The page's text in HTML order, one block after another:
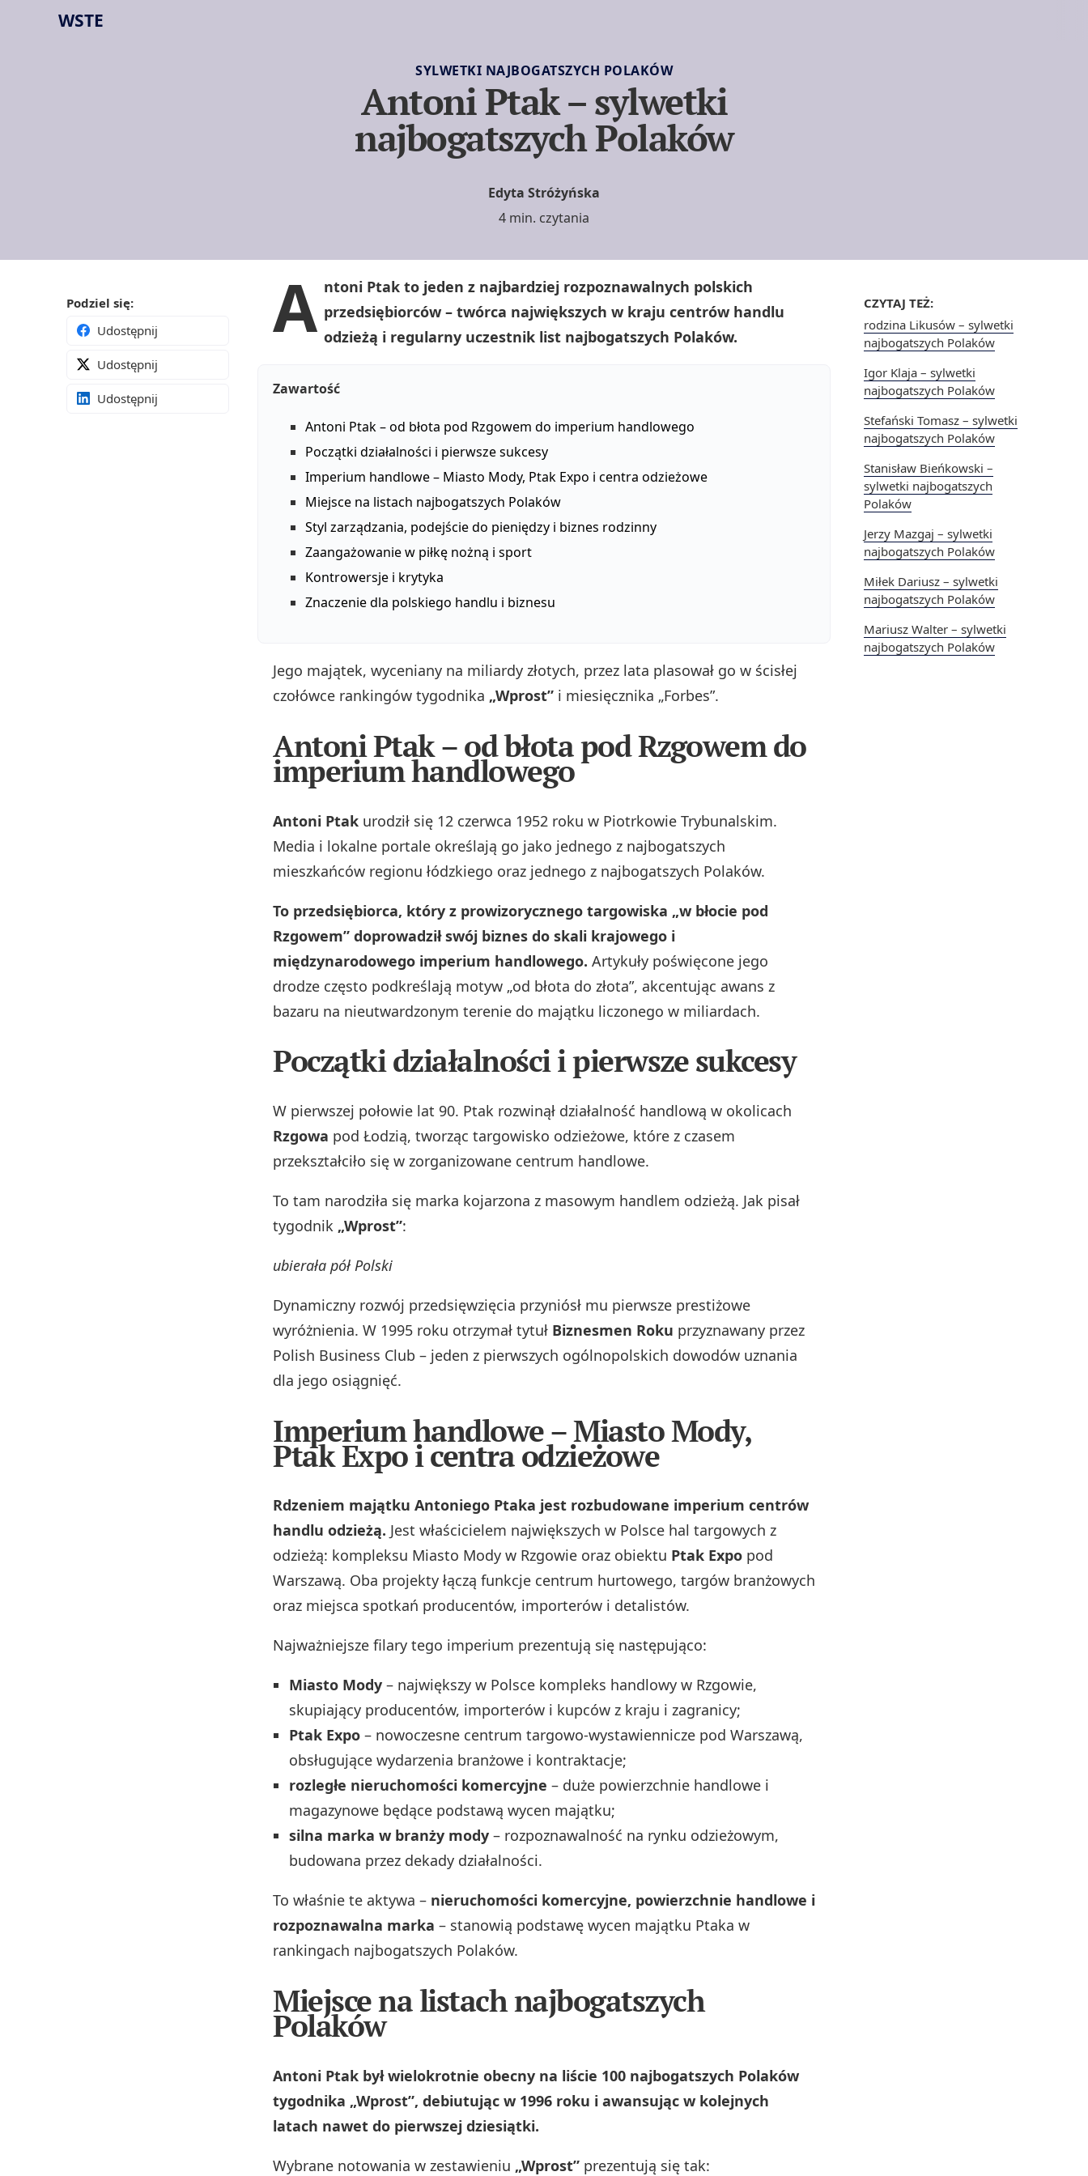
WSTE
SYLWETKI NAJBOGATSZYCH POLAKÓW
Antoni Ptak – sylwetki
najbogatszych Polaków
Edyta Stróżyńska
4 min. czytania
CZYTAJ TEŻ:
rodzina Likusów – sylwetki
najbogatszych Polaków
Igor Klaja – sylwetki
najbogatszych Polaków
Stefański Tomasz – sylwetki
najbogatszych Polaków
Stanisław Bieńkowski –
sylwetki najbogatszych
Polaków
Jerzy Mazgaj – sylwetki
najbogatszych Polaków
Miłek Dariusz – sylwetki
najbogatszych Polaków
Mariusz Walter – sylwetki
najbogatszych Polaków
Podziel się:
Udostępnij
Udostępnij
Udostępnij
A ntoni Ptak to jeden z najbardziej rozpoznawalnych polskich
przedsiębiorców – twórca największych w kraju centrów handlu
odzieżą i regularny uczestnik list najbogatszych Polaków.
Zawartość
Antoni Ptak – od błota pod Rzgowem do imperium handlowego
Początki działalności i pierwsze sukcesy
Imperium handlowe – Miasto Mody, Ptak Expo i centra odzieżowe
Miejsce na listach najbogatszych Polaków
Styl zarządzania, podejście do pieniędzy i biznes rodzinny
Zaangażowanie w piłkę nożną i sport
Kontrowersje i krytyka
Znaczenie dla polskiego handlu i biznesu
Jego majątek, wyceniany na miliardy złotych, przez lata plasował go w ścisłej
czołówce rankingów tygodnika „Wprost” i miesięcznika „Forbes”.
Antoni Ptak – od błota pod Rzgowem do
imperium handlowego
Antoni Ptak urodził się 12 czerwca 1952 roku w Piotrkowie Trybunalskim.
Media i lokalne portale określają go jako jednego z najbogatszych
mieszkańców regionu łódzkiego oraz jednego z najbogatszych Polaków.
To przedsiębiorca, który z prowizorycznego targowiska „w błocie pod
Rzgowem” doprowadził swój biznes do skali krajowego i
międzynarodowego imperium handlowego. Artykuły poświęcone jego
drodze często podkreślają motyw „od błota do złota”, akcentując awans z
bazaru na nieutwardzonym terenie do majątku liczonego w miliardach.
Początki działalności i pierwsze sukcesy
W pierwszej połowie lat 90. Ptak rozwinął działalność handlową w okolicach
Rzgowa pod Łodzią, tworząc targowisko odzieżowe, które z czasem
przekształciło się w zorganizowane centrum handlowe.
To tam narodziła się marka kojarzona z masowym handlem odzieżą. Jak pisał
tygodnik „Wprost”:
ubierała pół Polski
Dynamiczny rozwój przedsięwzięcia przyniósł mu pierwsze prestiżowe
wyróżnienia. W 1995 roku otrzymał tytuł Biznesmen Roku przyznawany przez
Polish Business Club – jeden z pierwszych ogólnopolskich dowodów uznania
dla jego osiągnięć.
Imperium handlowe – Miasto Mody,
Ptak Expo i centra odzieżowe
Rdzeniem majątku Antoniego Ptaka jest rozbudowane imperium centrów
handlu odzieżą. Jest właścicielem największych w Polsce hal targowych z
odzieżą: kompleksu Miasto Mody w Rzgowie oraz obiektu Ptak Expo pod
Warszawą. Oba projekty łączą funkcje centrum hurtowego, targów branżowych
oraz miejsca spotkań producentów, importerów i detalistów.
Najważniejsze filary tego imperium prezentują się następująco:
Miasto Mody – największy w Polsce kompleks handlowy w Rzgowie,
skupiający producentów, importerów i kupców z kraju i zagranicy;
Ptak Expo – nowoczesne centrum targowo-wystawiennicze pod Warszawą,
obsługujące wydarzenia branżowe i kontraktacje;
rozległe nieruchomości komercyjne – duże powierzchnie handlowe i
magazynowe będące podstawą wycen majątku;
silna marka w branży mody – rozpoznawalność na rynku odzieżowym,
budowana przez dekady działalności.
To właśnie te aktywa – nieruchomości komercyjne, powierzchnie handlowe i
rozpoznawalna marka – stanowią podstawę wycen majątku Ptaka w
rankingach najbogatszych Polaków.
Miejsce na listach najbogatszych
Polaków
Antoni Ptak był wielokrotnie obecny na liście 100 najbogatszych Polaków
tygodnika „Wprost”, debiutując w 1996 roku i awansując w kolejnych
latach nawet do pierwszej dziesiątki.
Wybrane notowania w zestawieniu „Wprost” prezentują się tak: